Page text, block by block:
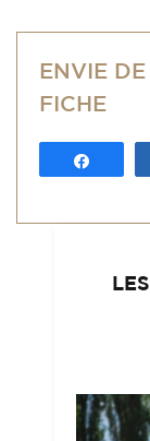
ENVIE
FICHE